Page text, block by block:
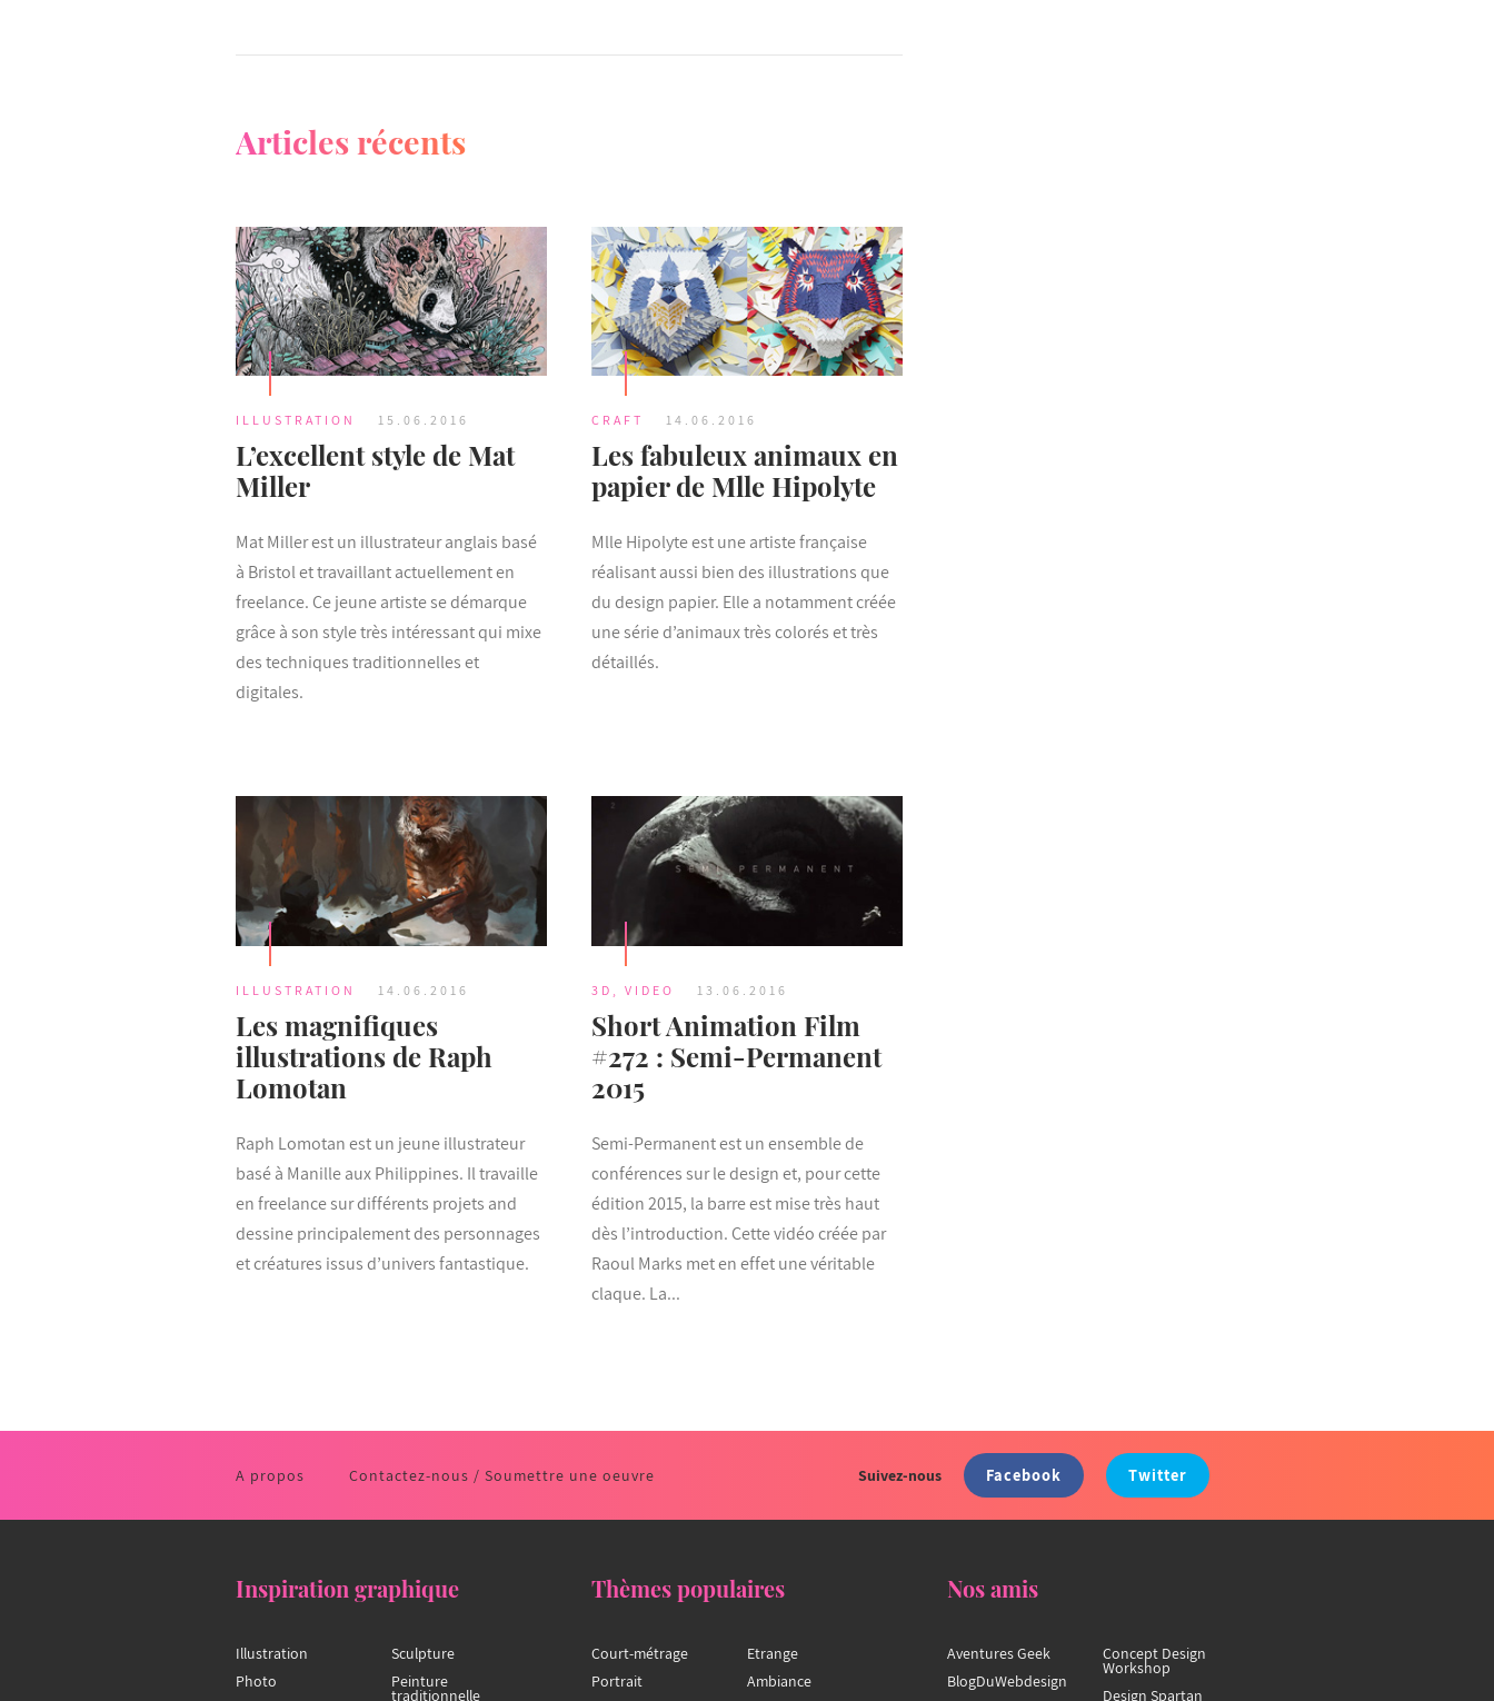
Articles récents
ILLUSTRATION 15.06.2016
L’excellent style de Mat
Miller
Mat Miller est un illustrateur anglais basé
à Bristol et travaillant actuellement en
freelance. Ce jeune artiste se démarque
grâce à son style très intéressant qui mixe
des techniques traditionnelles et
digitales.
CRAFT 14.06.2016
Les fabuleux animaux en
papier de Mlle Hipolyte
Mlle Hipolyte est une artiste française
réalisant aussi bien des illustrations que
du design papier. Elle a notamment créée
une série d’animaux très colorés et très
détaillés.
ILLUSTRATION 14.06.2016
Les magnifiques
illustrations de Raph
Lomotan
Raph Lomotan est un jeune illustrateur
basé à Manille aux Philippines. Il travaille
en freelance sur différents projets and
dessine principalement des personnages
et créatures issus d’univers fantastique.
3D VIDEO 13.06.2016
Short Animation Film
#272 : Semi-Permanent
2015
Semi-Permanent est un ensemble de
conférences sur le design et, pour cette
édition 2015, la barre est mise très haut
dès l’introduction. Cette vidéo créée par
Raoul Marks met en effet une véritable
claque. La...
A propos Contactez-nous / Soumettre une oeuvre Suivez-nous Facebook Twitter
Inspiration graphique
Illustration
Photo
Sculpture
Peinture
traditionnelle
Thèmes populaires
Court-métrage
Portrait
Etrange
Ambiance
Nos amis
Aventures Geek
BlogDuWebdesign
Concept Design
Workshop
Design Spartan